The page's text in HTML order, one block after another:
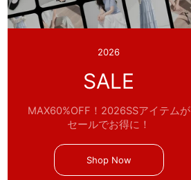
2026
SALE
MAX60%OFF！2026SSアイテムが
セールでお得に！
Shop Now